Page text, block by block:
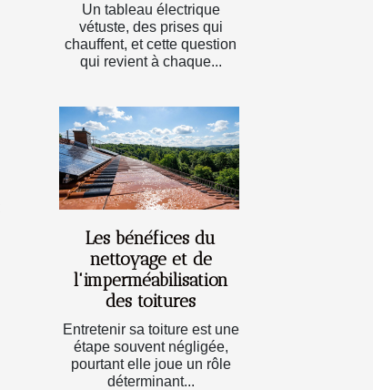
Un tableau électrique
vétuste, des prises qui
chauffent, et cette question
qui revient à chaque...
Les bénéfices du
nettoyage et de
l'imperméabilisation
des toitures
Entretenir sa toiture est une
étape souvent négligée,
pourtant elle joue un rôle
déterminant...